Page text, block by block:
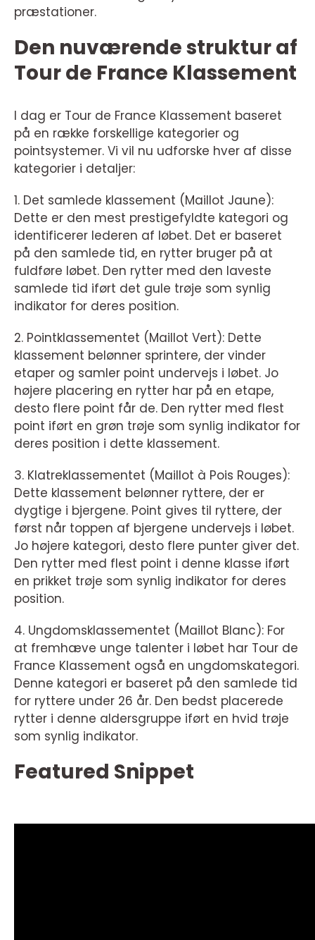
præstationer.
Den nuværende struktur af
Tour de France Klassement
I dag er Tour de France Klassement baseret
på en række forskellige kategorier og
pointsystemer. Vi vil nu udforske hver af disse
kategorier i detaljer:
1. Det samlede klassement (Maillot Jaune):
Dette er den mest prestigefyldte kategori og
identificerer lederen af løbet. Det er baseret
på den samlede tid, en rytter bruger på at
fuldføre løbet. Den rytter med den laveste
samlede tid iført det gule trøje som synlig
indikator for deres position.
2. Pointklassementet (Maillot Vert): Dette
klassement belønner sprintere, der vinder
etaper og samler point undervejs i løbet. Jo
højere placering en rytter har på en etape,
desto flere point får de. Den rytter med flest
point iført en grøn trøje som synlig indikator for
deres position i dette klassement.
3. Klatreklassementet (Maillot à Pois Rouges):
Dette klassement belønner ryttere, der er
dygtige i bjergene. Point gives til ryttere, der
først når toppen af bjergene undervejs i løbet.
Jo højere kategori, desto flere punter giver det.
Den rytter med flest point i denne klasse iført
en prikket trøje som synlig indikator for deres
position.
4. Ungdomsklassementet (Maillot Blanc): For
at fremhæve unge talenter i løbet har Tour de
France Klassement også en ungdomskategori.
Denne kategori er baseret på den samlede tid
for ryttere under 26 år. Den bedst placerede
rytter i denne aldersgruppe iført en hvid trøje
som synlig indikator.
Featured Snippet